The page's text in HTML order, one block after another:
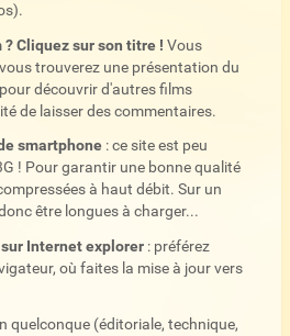
Cliquez sur son titre ! Vous
trouverez une présentation du
découvrir d'autres films
de laisser des commentaires.
smartphone : ce site est peu
! Pour garantir une bonne qualité
à haut débit. Sur un
être longues à charger...
Internet explorer : préférez
où faites la mise à jour vers
quelconque (éditoriale, technique,